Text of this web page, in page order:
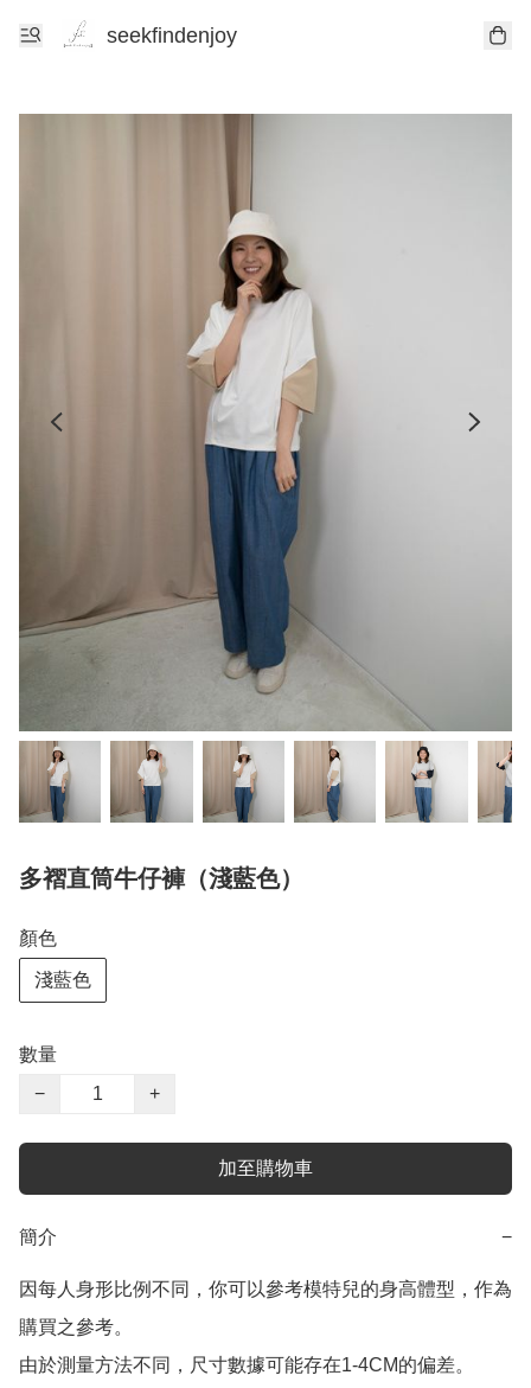
seekfindenjoy
多褶直筒牛仔褲（淺藍色）
顏色
淺藍色
數量
−
+
加至購物車
簡介 −
因每人身形比例不同，你可以參考模特兒的身高體型，作為
購買之參考。
由於測量方法不同，尺寸數據可能存在1-4CM的偏差。